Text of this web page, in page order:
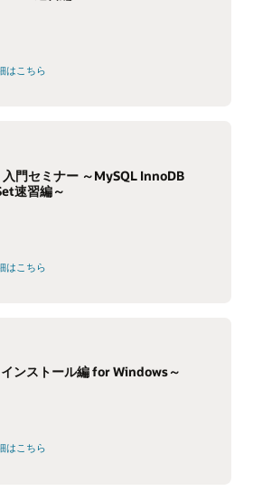
はこちら
門セミナー ～MySQL InnoDB
速習編～
はこちら
ンストール編 for Windows～
はこちら